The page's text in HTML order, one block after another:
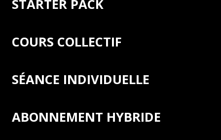
STARTER PACK
COURS COLLECTIF
SÉANCE INDIVIDUELLE
ABONNEMENT HYBRIDE